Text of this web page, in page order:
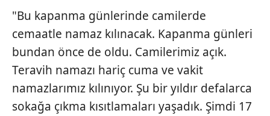
reklam/pazarlama faaliyetlerinin yapılması, amaçlarıyla
sınırlı olarak açık rızanız dahilinde kullanılacaktır.
Çerezlere ilişkin tercihlerinizi aşağıda yer alan panel
vasıtasıyla belirleyebilirsiniz. Çerezlere ilişkin detaylı bilgi
için Ayarlar butonuna tıklayabilir, Çerez Bilgilendirme
Metnimiziziyaret edebilirsiniz.
"Bu kapanma günlerinde camilerde
cemaatle namaz kılınacak. Kapanma günleri
bundan önce de oldu. Camilerimiz açık.
Teravih namazı hariç cuma ve vakit
namazlarımız kılınıyor. Şu bir yıldır defalarca
sokağa çıkma kısıtlamaları yaşadık. Şimdi 17